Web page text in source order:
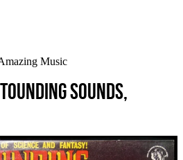
Music
Sounds,